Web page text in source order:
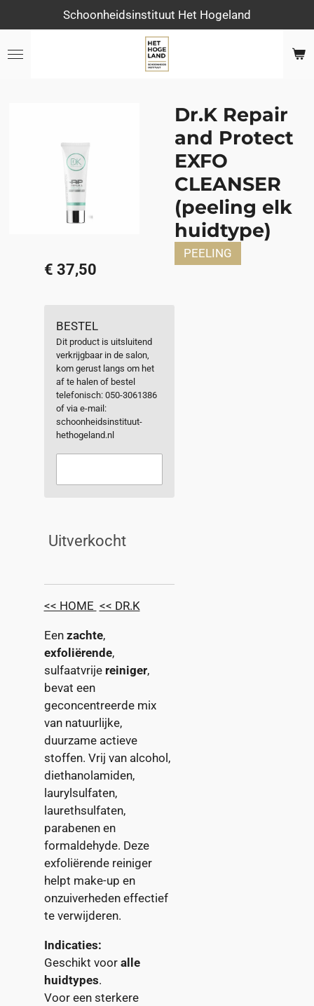
direct
naar
Schoonheidsinstituut Het Hogeland
Dr.K Repair
and Protect
EXFO
CLEANSER
(peeling elk
huidtype)
PEELING
€ 37,50
BESTEL
Dit product is uitsluitend
verkrijgbaar in de salon,
kom gerust langs om het
af te halen of bestel
telefonisch: 050-3061386
of via e-mail:
schoonheidsinstituut-
hethogeland.nl
Uitverkocht
<< HOME << DR.K
Een zachte,
exfoliërende,
sulfaatvrije reiniger,
bevat een
geconcentreerde mix
van natuurlijke,
duurzame actieve
stoffen. Vrij van alcohol,
diethanolamiden,
laurylsulfaten,
laurethsulfaten,
parabenen en
formaldehyde. Deze
exfoliërende reiniger
helpt make-up en
onzuiverheden effectief
te verwijderen.
Indicaties:
Geschikt voor alle
huidtypes.
Voor een sterkere